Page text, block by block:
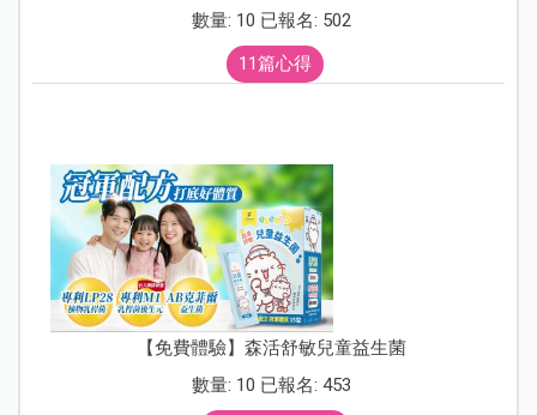
數量: 10 已報名: 502
11篇心得
【免費體驗】森活舒敏兒童益生菌
數量: 10 已報名: 453